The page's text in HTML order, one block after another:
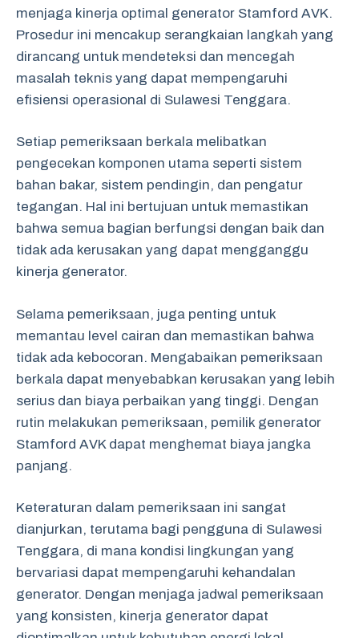
menjaga kinerja optimal generator Stamford AVK.
Prosedur ini mencakup serangkaian langkah yang
dirancang untuk mendeteksi dan mencegah
masalah teknis yang dapat mempengaruhi
efisiensi operasional di Sulawesi Tenggara.
Setiap pemeriksaan berkala melibatkan
pengecekan komponen utama seperti sistem
bahan bakar, sistem pendingin, dan pengatur
tegangan. Hal ini bertujuan untuk memastikan
bahwa semua bagian berfungsi dengan baik dan
tidak ada kerusakan yang dapat mengganggu
kinerja generator.
Selama pemeriksaan, juga penting untuk
memantau level cairan dan memastikan bahwa
tidak ada kebocoran. Mengabaikan pemeriksaan
berkala dapat menyebabkan kerusakan yang lebih
serius dan biaya perbaikan yang tinggi. Dengan
rutin melakukan pemeriksaan, pemilik generator
Stamford AVK dapat menghemat biaya jangka
panjang.
Keteraturan dalam pemeriksaan ini sangat
dianjurkan, terutama bagi pengguna di Sulawesi
Tenggara, di mana kondisi lingkungan yang
bervariasi dapat mempengaruhi kehandalan
generator. Dengan menjaga jadwal pemeriksaan
yang konsisten, kinerja generator dapat